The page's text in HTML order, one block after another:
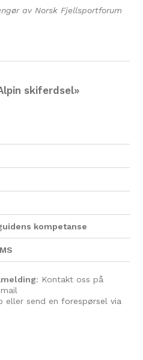
av Norsk Fjellsportforum
skiferdsel»
kompetanse
: Kontakt oss på
eller send enforespørsel via